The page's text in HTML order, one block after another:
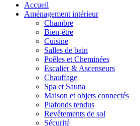
Accueil
Aménagement intérieur
Chambre
Bien-être
Cuisine
Salles de bain
Poêles et Cheminées
Escalier & Ascenseurs
Chauffage
Spa et Sauna
Maison et objets connectés
Plafonds tendus
Revêtements de sol
Sécurité